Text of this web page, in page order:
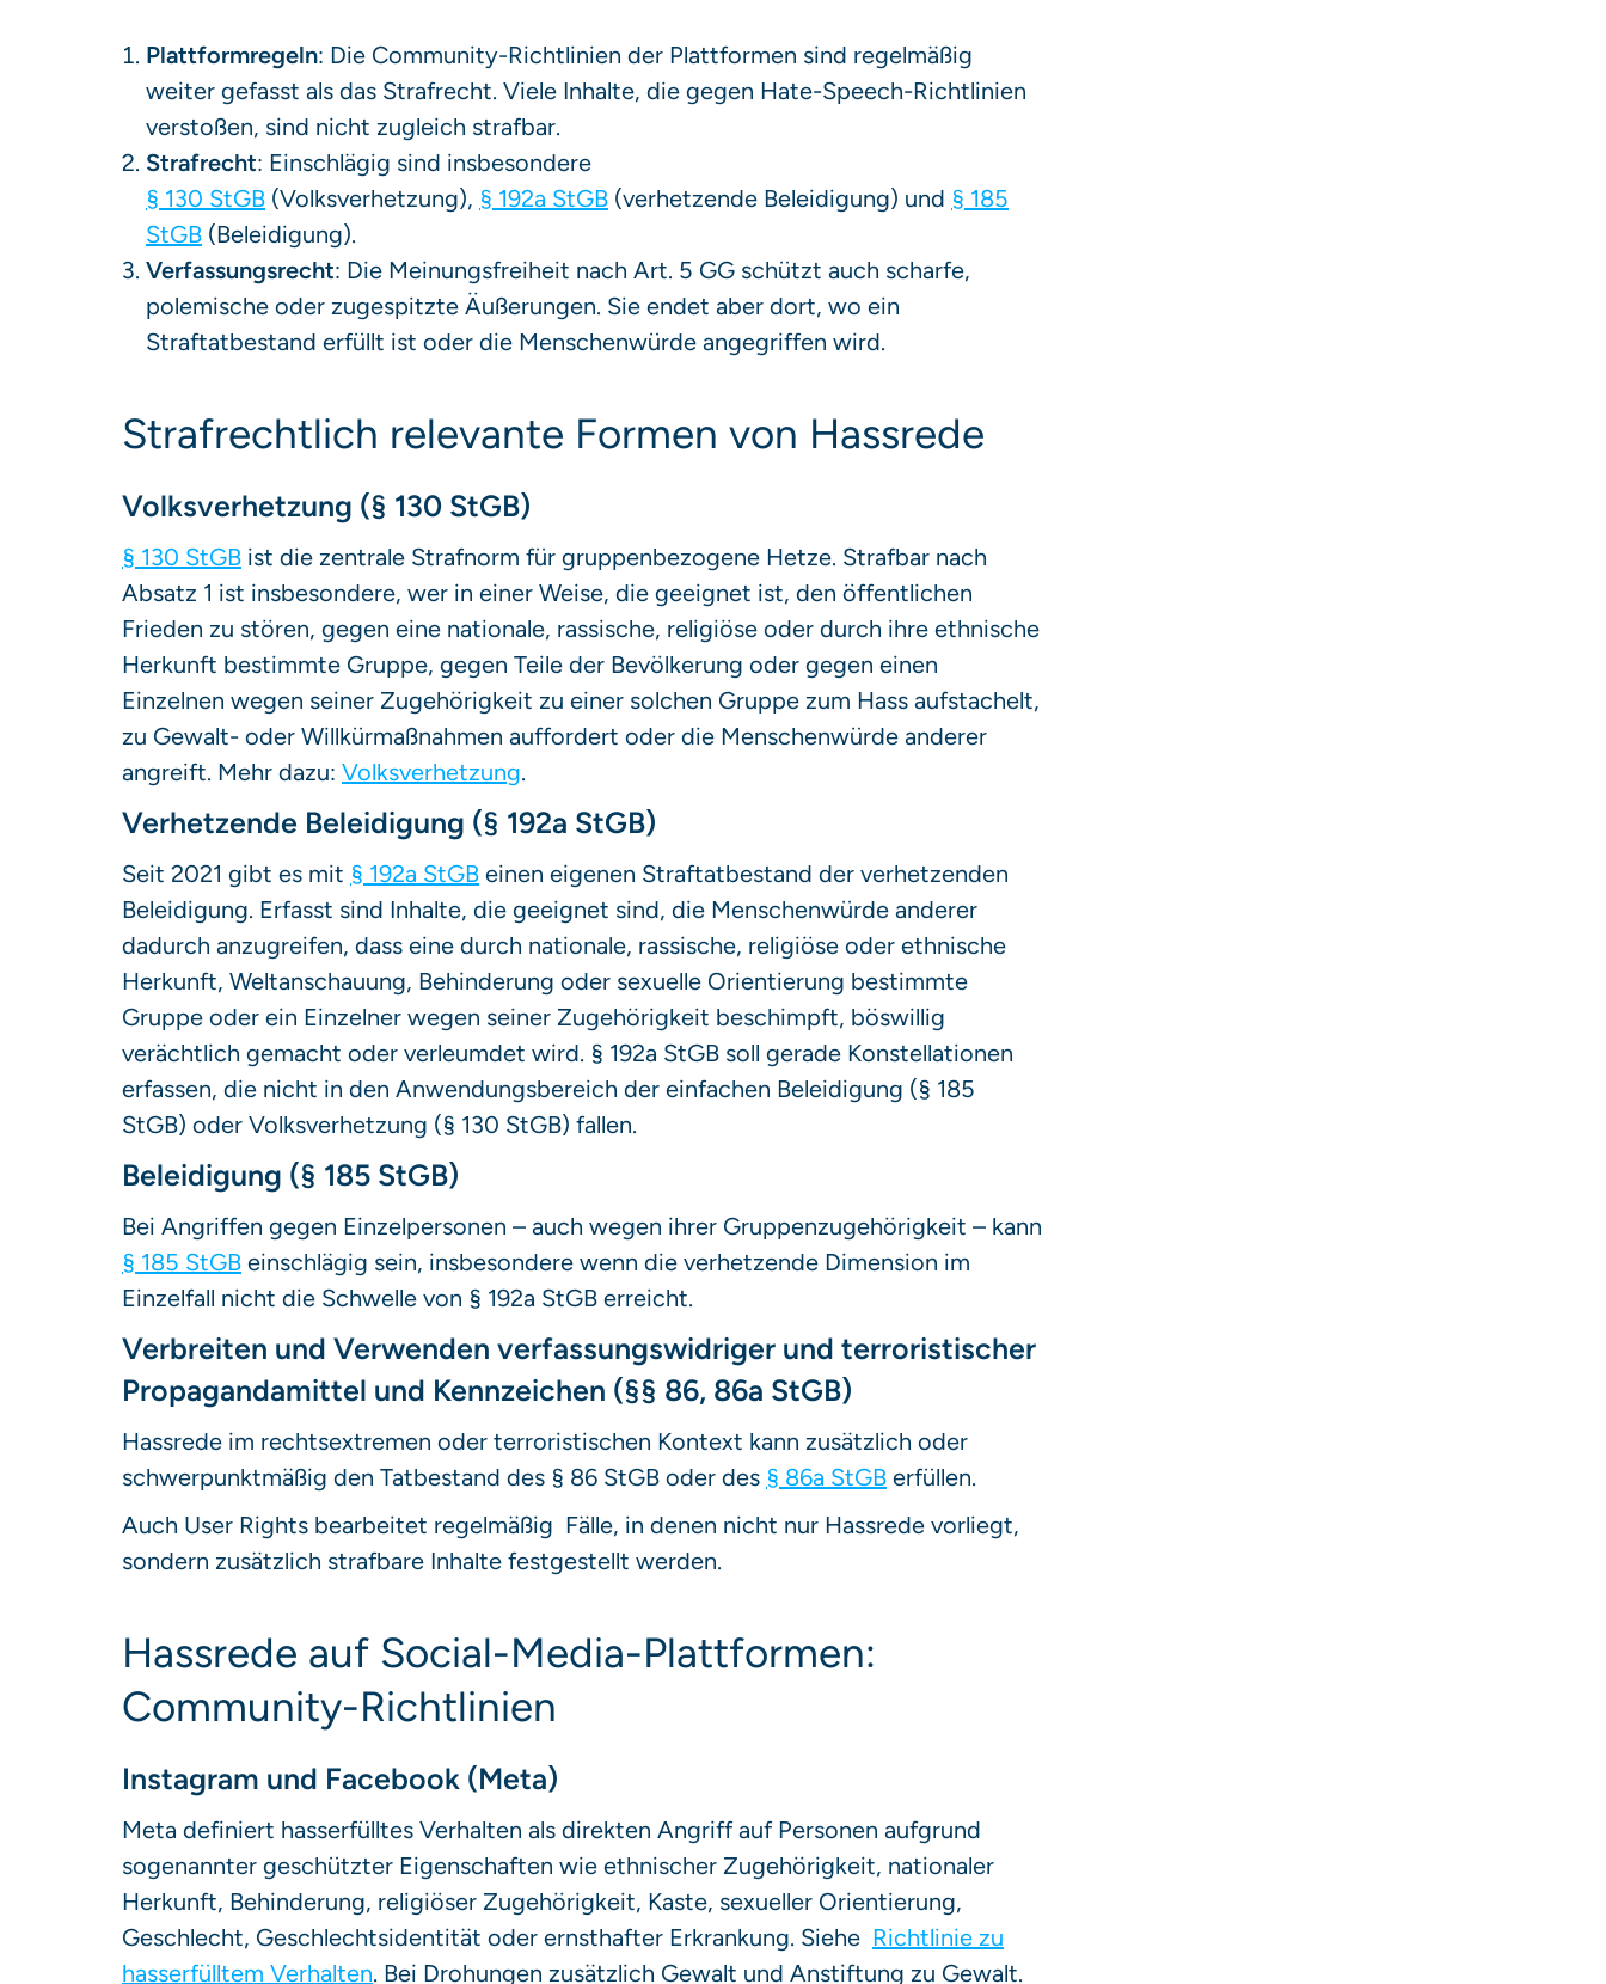
Plattformregeln: Die Community-Richtlinien der Plattformen sind regelmäßig
weiter gefasst als das Strafrecht. Viele Inhalte, die gegen Hate-Speech-Richtlinien
verstoßen, sind nicht zugleich strafbar.
Strafrecht: Einschlägig sind insbesondere
§ 130 StGB (Volksverhetzung), § 192a StGB (verhetzende Beleidigung) und § 185
StGB (Beleidigung).
Verfassungsrecht: Die Meinungsfreiheit nach Art. 5 GG schützt auch scharfe,
polemische oder zugespitzte Äußerungen. Sie endet aber dort, wo ein
Straftatbestand erfüllt ist oder die Menschenwürde angegriffen wird.
Strafrechtlich relevante Formen von Hassrede
Volksverhetzung (§ 130 StGB)
§ 130 StGB ist die zentrale Strafnorm für gruppenbezogene Hetze. Strafbar nach
Absatz 1 ist insbesondere, wer in einer Weise, die geeignet ist, den öffentlichen
Frieden zu stören, gegen eine nationale, rassische, religiöse oder durch ihre ethnische
Herkunft bestimmte Gruppe, gegen Teile der Bevölkerung oder gegen einen
Einzelnen wegen seiner Zugehörigkeit zu einer solchen Gruppe zum Hass aufstachelt,
zu Gewalt- oder Willkürmaßnahmen auffordert oder die Menschenwürde anderer
angreift. Mehr dazu: Volksverhetzung.
Verhetzende Beleidigung (§ 192a StGB)
Seit 2021 gibt es mit § 192a StGB einen eigenen Straftatbestand der verhetzenden
Beleidigung. Erfasst sind Inhalte, die geeignet sind, die Menschenwürde anderer
dadurch anzugreifen, dass eine durch nationale, rassische, religiöse oder ethnische
Herkunft, Weltanschauung, Behinderung oder sexuelle Orientierung bestimmte
Gruppe oder ein Einzelner wegen seiner Zugehörigkeit beschimpft, böswillig
verächtlich gemacht oder verleumdet wird. § 192a StGB soll gerade Konstellationen
erfassen, die nicht in den Anwendungsbereich der einfachen Beleidigung (§ 185
StGB) oder Volksverhetzung (§ 130 StGB) fallen.
Beleidigung (§ 185 StGB)
Bei Angriffen gegen Einzelpersonen – auch wegen ihrer Gruppenzugehörigkeit – kann
§ 185 StGB einschlägig sein, insbesondere wenn die verhetzende Dimension im
Einzelfall nicht die Schwelle von § 192a StGB erreicht.
Verbreiten und Verwenden verfassungswidriger und terroristischer
Propagandamittel und Kennzeichen (§§ 86, 86a StGB)
Hassrede im rechtsextremen oder terroristischen Kontext kann zusätzlich oder
schwerpunktmäßig den Tatbestand des § 86 StGB oder des § 86a StGB erfüllen.
Auch User Rights bearbeitet regelmäßig Fälle, in denen nicht nur Hassrede vorliegt,
sondern zusätzlich strafbare Inhalte festgestellt werden.
Hassrede auf Social-Media-Plattformen:
Community-Richtlinien
Instagram und Facebook (Meta)
Meta definiert hasserfülltes Verhalten als direkten Angriff auf Personen aufgrund
sogenannter geschützter Eigenschaften wie ethnischer Zugehörigkeit, nationaler
Herkunft, Behinderung, religiöser Zugehörigkeit, Kaste, sexueller Orientierung,
Geschlecht, Geschlechtsidentität oder ernsthafter Erkrankung. Siehe Richtlinie zu
hasserfülltem Verhalten. Bei Drohungen zusätzlich Gewalt und Anstiftung zu Gewalt.